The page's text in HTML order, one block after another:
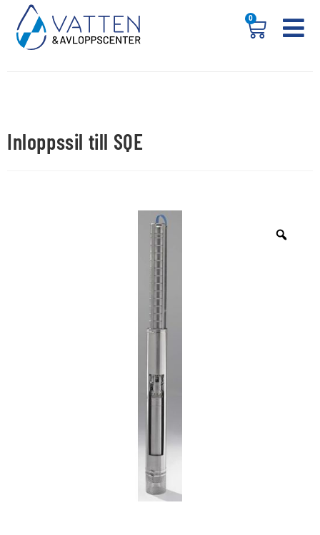
0
Inloppssil till SQE